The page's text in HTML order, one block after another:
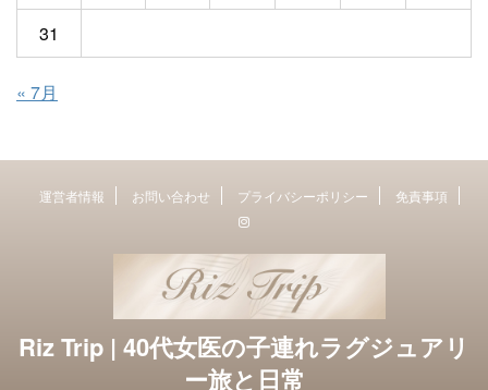
31
« 7月
運営者情報 お問い合わせ プライバシーポリシー 免責事項
Riz Trip | 40代女医の子連れラグジュアリ
ー旅と日常